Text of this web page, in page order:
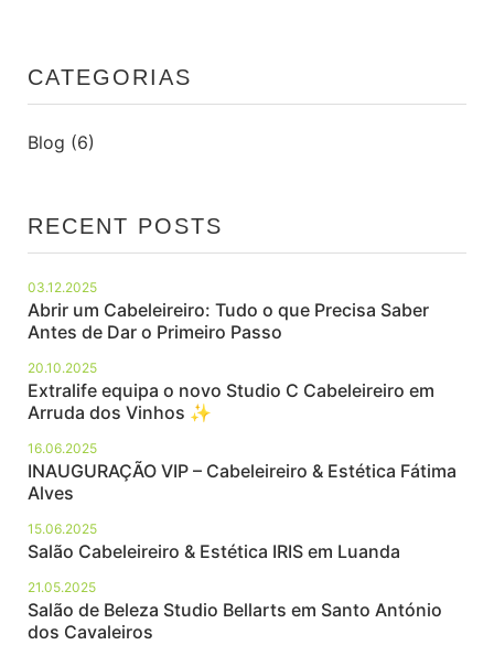
CATEGORIAS
Blog (6)
RECENT POSTS
Abrir um Cabeleireiro: Tudo o que Precisa Saber
Antes de Dar o Primeiro Passo
03.12.2025
Extralife equipa o novo Studio C Cabeleireiro em
Arruda dos Vinhos ✨
20.10.2025
INAUGURAÇÃO VIP – Cabeleireiro & Estética Fátima
Alves
16.06.2025
Salão Cabeleireiro & Estética IRIS em Luanda
15.06.2025
Salão de Beleza Studio Bellarts em Santo António
dos Cavaleiros
21.05.2025